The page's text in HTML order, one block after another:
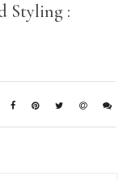
Styling :